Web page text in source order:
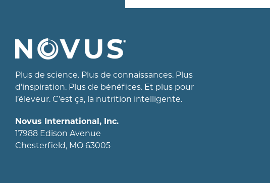
Plus de science. Plus de connaissances. Plus
d’inspiration. Plus de bénéfices. Et plus pour
l’éleveur. C’est ça, la nutrition intelligente.
Novus International, Inc.
17988 Edison Avenue
Chesterfield, MO 63005